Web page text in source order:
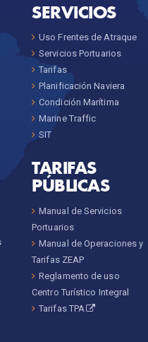
SERVICIOS
Uso Frentes de Atraque
Servicios Portuarios
Tarifas
Planificación Naviera
Condición Marítima
Marine Traffic
SIT
TARIFAS
PÚBLICAS
Manual de Servicios
Portuarios
Manual de Operaciones y
Tarifas ZEAP
Reglamento de uso
Centro Turístico Integral
Tarifas TPA